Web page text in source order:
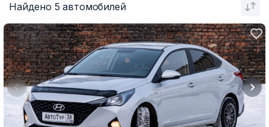
Найдено 5 автомобилей